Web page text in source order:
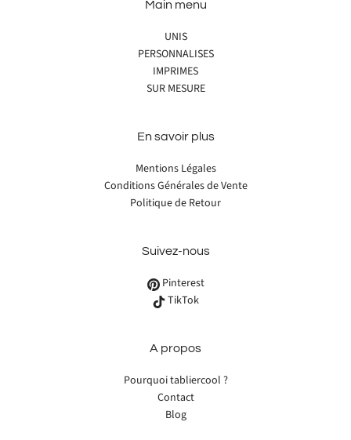
Main menu
UNIS
PERSONNALISES
IMPRIMES
SUR MESURE
En savoir plus
Mentions Légales
Conditions Générales de Vente
Politique de Retour
Suivez-nous
Pinterest
TikTok
A propos
Pourquoi tabliercool ?
Contact
Blog